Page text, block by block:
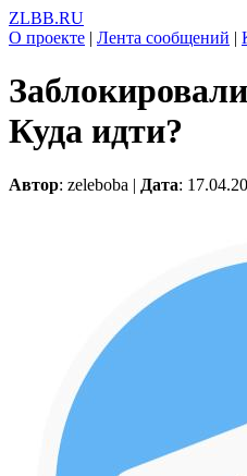
ZLBB.RU
О проекте | Лента сообщений |
Куда идти?
Автор: zeleboba | Дата: